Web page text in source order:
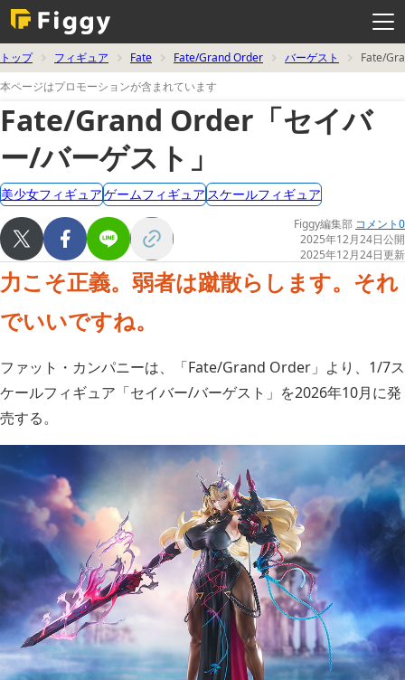
ー
を
開
く
トップ フィギュア Fate Fate/Grand Order バーゲスト
Fate/
本ページはプロモーションが含まれています
Fate/Grand Order「セイバ
ー/バーゲスト」
美少女フィギュアゲームフィギュア スケールフィギュア
Figgy編集部 コメント0
2025年12月24日公開
2025年12月24日更新
力こそ正義。弱者は蹴散らします。それ
でいいですね。
ファット・カンパニーは、「Fate/Grand Order」より、1/7ス
ケールフィギュア「セイバー/バーゲスト」を2026年10月に発
売する。